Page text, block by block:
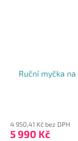
Ruční myčka
4 950,41 Kč bez DPH
5 990 Kč